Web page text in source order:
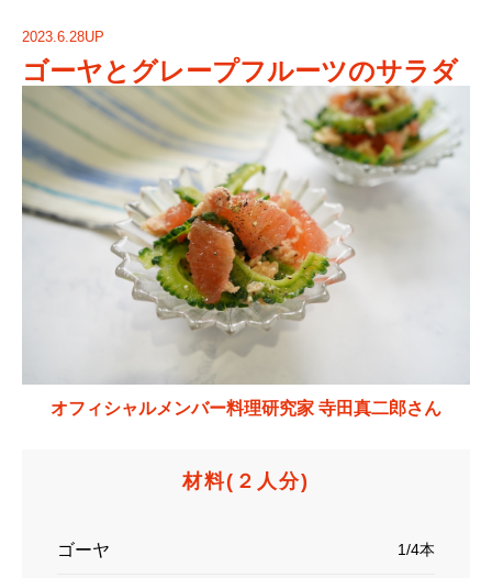
2023.6.28UP
ゴーヤとグレープフルーツのサラダ
オフィシャルメンバー料理研究家 寺田真二郎さん
材料(２人分)
ゴーヤ 1/4本